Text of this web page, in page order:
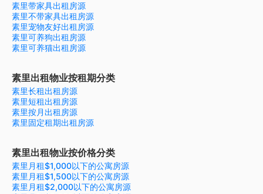
素里带家具出租房源
素里不带家具出租房源
素里宠物友好出租房源
素里可养狗出租房源
素里可养猫出租房源
素里出租物业按租期分类
素里长租出租房源
素里短租出租房源
素里按月出租房源
素里固定租期出租房源
素里出租物业按价格分类
素里月租$1,000以下的公寓房源
素里月租$1,500以下的公寓房源
素里月租$2,000以下的公寓房源